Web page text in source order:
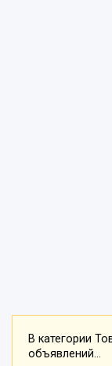
В категории
объявлений...